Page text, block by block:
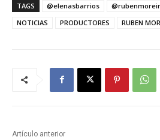
TAGS @elenasbarrios
NOTICIAS
PRODUCTORES RUBEN
Artículo anterior